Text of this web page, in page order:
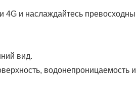
и наслаждайтесь
вид.
водонепроницаемость